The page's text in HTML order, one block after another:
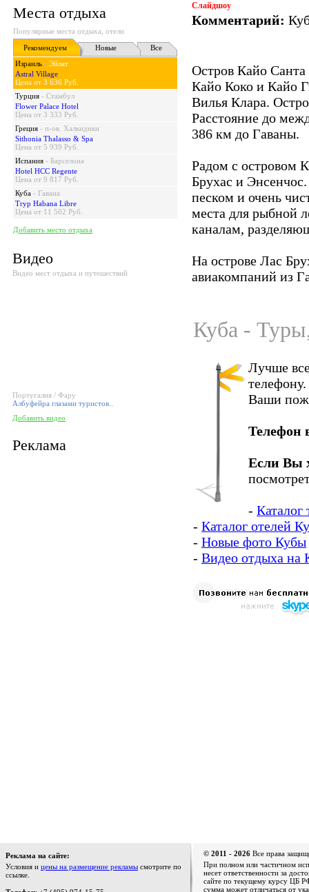
Места отдыха
Популярные места отдыха, отели
Рекомендуем
Новые
Все
Израиль - Эйлат
Astral Village
Цена от 3 636 Руб.
Турция - Стамбул
Flower Palace Hotel
Цена от 3 333 Руб.
Греция - п-ов. Халкидики
Sithonia Thalasso & Spa
Цена от 5 939 Руб.
Испания - Барселона
Hotel HCC Regente
Цена от 9 817 Руб.
Куба - Гавана
Tryp Habana Libre
Цена от 11 502 Руб.
Добавить место отдыха
Видео
Видео мест отдыха и путешествий
Португалия / Фару
Албуфейра глазами туристов..
Добавить видео
Реклама
Слайдшоу
Комментарий:
Остров Кайо Санта
Кайо Коко и Кайо
Вилья Клара.
Расстояние до
386 км до Гаваны.
Радом с островом
Брухас и
песком и очень
места для рыбной
каналам,
На острове Лас
авиакомпаний из
Куба -
Лучше
Ваши
Телефон
Если Вы
- Каталог
- Каталог отелей
- Новые фото Кубы
- Видео отдыха на
Реклама на сайте:
Условия и цены на размещение рекламы смотрите по
ссылке.
© 2011 - 2026 Все права
При полном или частичном
несет ответственности за
сайте по текущему курсу ЦБ
сумма может отличаться от